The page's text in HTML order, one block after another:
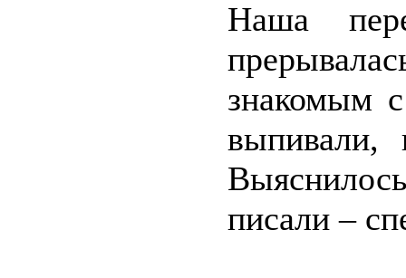
Наша
знакомым
выпивали,
писали –